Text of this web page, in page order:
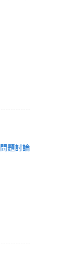
問題討論